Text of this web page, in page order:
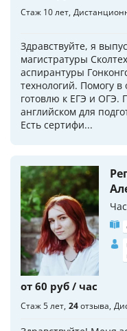
Стаж 10 лет
Здравствуйте, я
магистратуры
аспирантуры
технологий. Помогу
готовлю к ЕГЭ и ОГЭ.
английском для
Есть сертифи...
от 60 руб / час
Стаж 5 лет 24отзыва